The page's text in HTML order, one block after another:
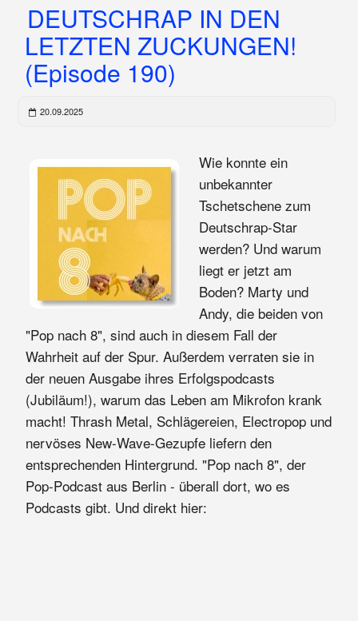
DEUTSCHRAP IN DEN
LETZTEN ZUCKUNGEN!
(Episode 190)
20.09.2025
Wie konnte ein
unbekannter
Tschetschene zum
Deutschrap-Star
werden? Und warum
liegt er jetzt am
Boden? Marty und
Andy, die beiden von
"Pop nach 8", sind auch in diesem Fall der
Wahrheit auf der Spur. Außerdem verraten sie in
der neuen Ausgabe ihres Erfolgspodcasts
(Jubiläum!), warum das Leben am Mikrofon krank
macht! Thrash Metal, Schlägereien, Electropop und
nervöses New-Wave-Gezupfe liefern den
entsprechenden Hintergrund. "Pop nach 8", der
Pop-Podcast aus Berlin - überall dort, wo es
Podcasts gibt. Und direkt hier: